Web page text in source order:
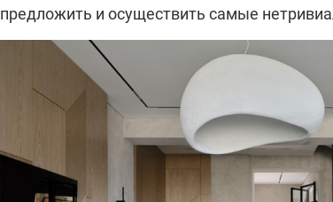
предложить и осуществить самые